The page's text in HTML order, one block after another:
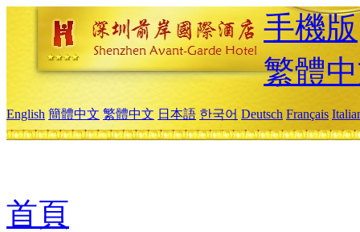
手機版
繁體
English 簡體中文 繁體中文 日本語 한국어 Deutsch Français
首頁